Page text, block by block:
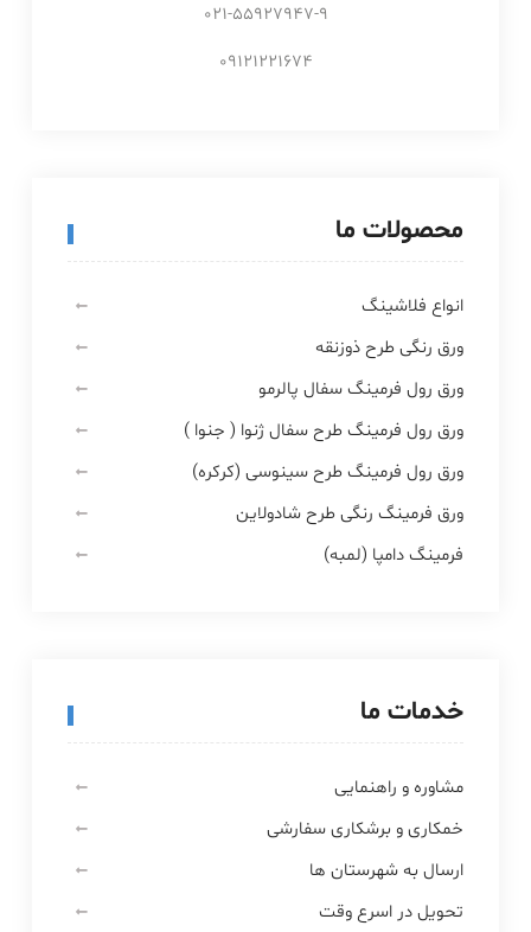
021-55927947-9
09121221674
محصولات ما
انواع فلاشینگ
ورق رنگی طرح ذوزنقه
ورق رول فرمینگ سفال پالرمو
ورق رول فرمینگ طرح سفال ژنوا ( جنوا )
ورق رول فرمینگ طرح سینوسی (کرکره)
ورق فرمینگ رنگی طرح شادولاین
فرمینگ دامپا (لمبه)
خدمات ما
مشاوره و راهنمایی
خمکاری و برشکاری سفارشی
ارسال به شهرستان ها
تحویل در اسرع وقت